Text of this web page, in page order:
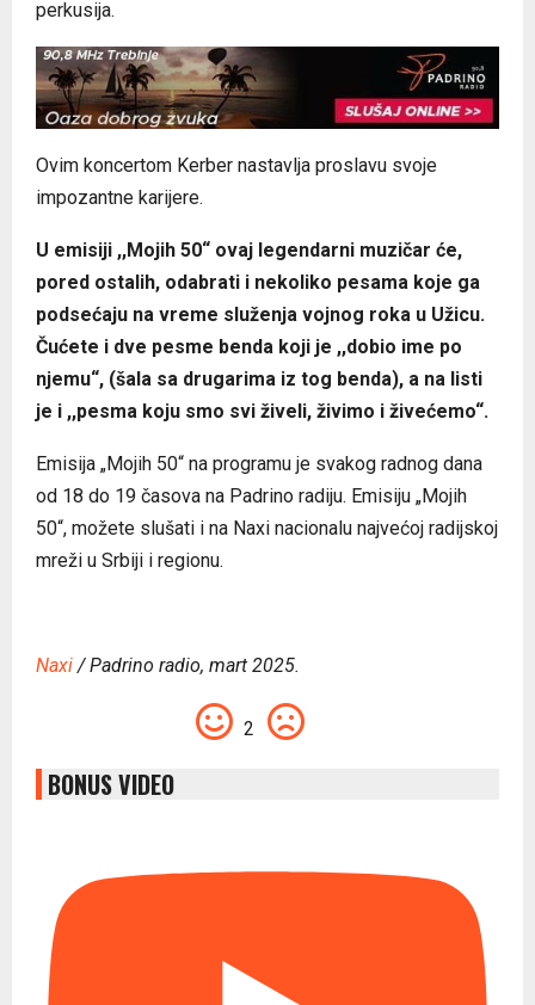
perkusija.
Ovim koncertom Kerber nastavlja proslavu svoje
impozantne karijere.
U emisiji ,,Mojih 50“ ovaj legendarni muzičar će,
pored ostalih, odabrati i nekoliko pesama koje ga
podsećaju na vreme služenja vojnog roka u Užicu.
Čućete i dve pesme benda koji je ,,dobio ime po
njemu“, (šala sa drugarima iz tog benda), a na listi
je i ,,pesma koju smo svi živeli, živimo i živećemo“.
Emisija „Mojih 50“ na programu je svakog radnog dana
od 18 do 19 časova na Padrino radiju. Emisiju „Mojih
50“, možete slušati i na Naxi nacionalu najvećoj radijskoj
mreži u Srbiji i regionu.
Naxi/ Padrino radio, mart 2025.
2
BONUS VIDEO